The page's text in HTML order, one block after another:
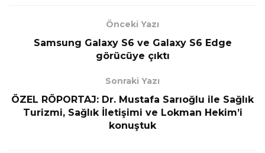
Önceki Yazı
Samsung Galaxy S6 ve Galaxy S6 Edge
görücüye çıktı
Sonraki Yazı
ÖZEL RÖPORTAJ: Dr. Mustafa Sarıoğlu ile Sağlık
Turizmi, Sağlık İletişimi ve Lokman Hekim’i
konuştuk